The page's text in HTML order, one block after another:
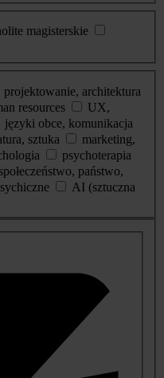
magisterskie
projektowanie, architektura
resources
UX,
języki obce, komunikacja
sztuka
marketing,
psychoterapia
społeczeństwo, państwo,
AI (sztuczna